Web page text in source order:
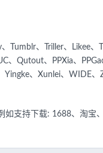
Tumblr、Triller、Likee、
、Qutout、PPXia、
、Xunlei、WIDE、
支持下载: 1688、淘宝